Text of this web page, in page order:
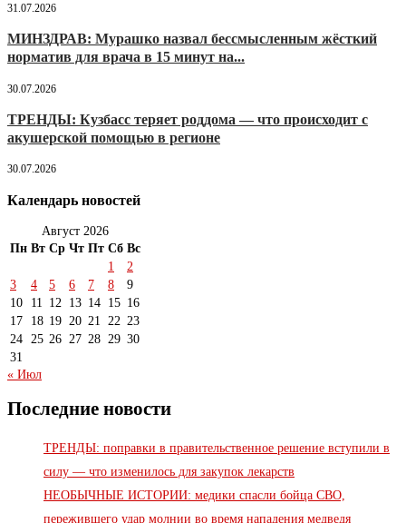
31.07.2026
МИНЗДРАВ: Мурашко назвал бессмысленным жёсткий
норматив для врача в 15 минут на...
30.07.2026
ТРЕНДЫ: Кузбасс теряет роддома — что происходит с
акушерской помощью в регионе
30.07.2026
Календарь новостей
Август 2026
Пн Вт Ср Чт Пт Сб Вс
1
2
3
4 5 6 7 8
9
10
11 12 13 14 15 16
17
18 19 20 21 22 23
24 25 26 27 28 29 30
31
« Июл
Последние новости
ТРЕНДЫ: поправки в правительственное решение вступили в
силу — что изменилось для закупок лекарств
НЕОБЫЧНЫЕ ИСТОРИИ: медики спасли бойца СВО,
пережившего удар молнии во время нападения медведя